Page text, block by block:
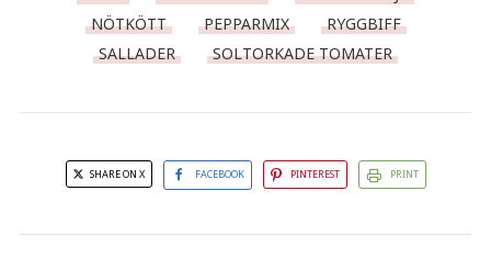
NÖTKÖTT
PEPPARMIX
RYGGBIFF
SALLADER
SOLTORKADE TOMATER
SHARE ON X FACEBOOK PINTEREST PRINT